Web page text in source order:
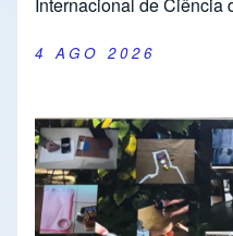
4 AGO 2026